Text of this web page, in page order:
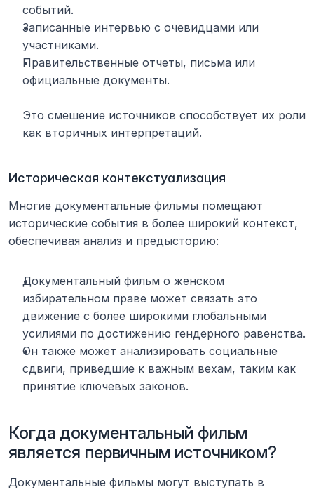
событий.
Записанные интервью с очевидцами или
участниками.
Правительственные отчеты, письма или
официальные документы.
Это смешение источников способствует их роли
как вторичных интерпретаций.
Историческая контекстуализация
Многие документальные фильмы помещают
исторические события в более широкий контекст,
обеспечивая анализ и предысторию:
Документальный фильм о женском
избирательном праве может связать это
движение с более широкими глобальными
усилиями по достижению гендерного равенства.
Он также может анализировать социальные
сдвиги, приведшие к важным вехам, таким как
принятие ключевых законов.
Когда документальный фильм
является первичным источником?
Документальные фильмы могут выступать в